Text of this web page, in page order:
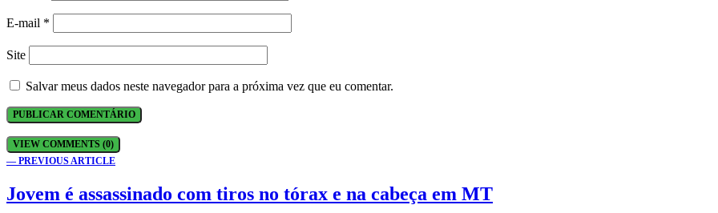
E-mail *
Site
Salvar meus dados neste navegador para a próxima vez que eu comentar.
VIEW COMMENTS (0)
— PREVIOUS ARTICLE
Jovem é assassinado com tiros no tórax e na cabeça em MT